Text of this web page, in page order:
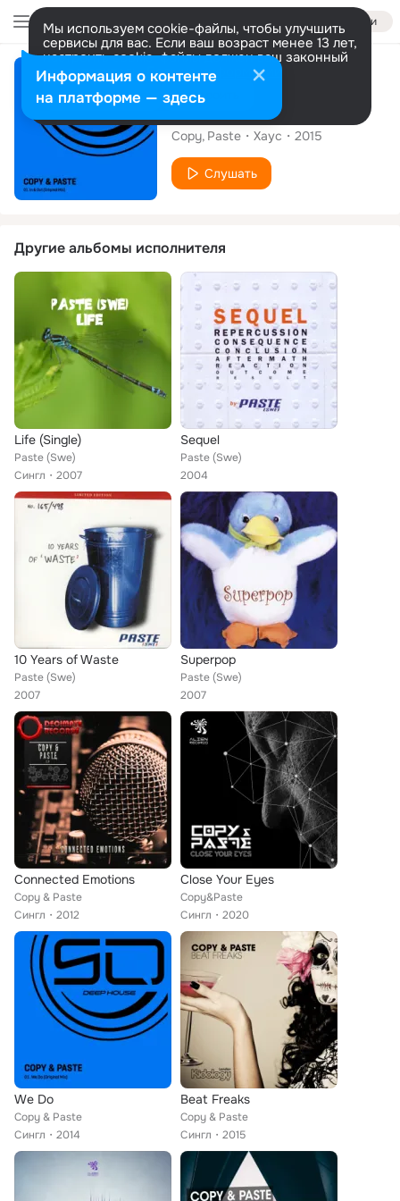
Войти
Мы используем cookie-файлы, чтобы улучшить
сервисы для вас. Если ваш возраст менее 13 лет,
настроить cookie-файлы должен ваш законный
представитель. Больше информации
Разрешить все Настроить
Сингл
In & Out
Copy Paste Хаус 2015
Слушать
Другие альбомы исполнителя
Life (Single)
Paste (Swe)
Сингл
2007
Sequel
Paste (Swe)
2004
10 Years of Waste
Paste (Swe)
2007
Superpop
Paste (Swe)
2007
Connected Emotions
Copy & Paste
Сингл
2012
Close Your Eyes
Copy&Paste
Сингл
2020
We Do
Copy & Paste
Сингл
2014
Beat Freaks
Copy & Paste
Сингл
2015
Информация о контенте
на платформе — здесь